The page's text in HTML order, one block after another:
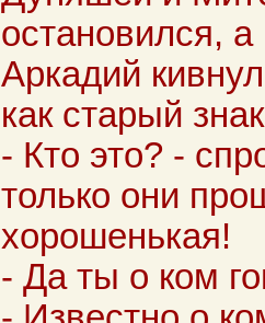
остановился, а
Аркадий
как старый
- Кто это? -
только они
хорошенькая!
- Да ты о ком